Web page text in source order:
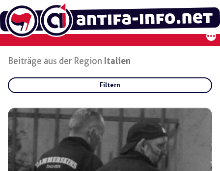
Zum
Inhalt
springen
Beiträge aus der Region Italien
Filtern
Gruppen: